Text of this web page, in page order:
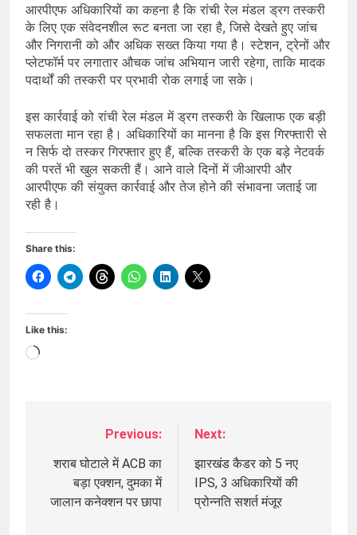
आरपीएफ अधिकारियों का कहना है कि रांची रेल मंडल ड्रग तस्करी
के लिए एक संवेदनशील रूट बनता जा रहा है, जिसे देखते हुए जांच
और निगरानी को और अधिक सख्त किया गया है। स्टेशन, ट्रेनों और
प्लेटफॉर्म पर लगातार औचक जांच अभियान जारी रहेगा, ताकि मादक
पदार्थों की तस्करी पर प्रभावी रोक लगाई जा सके।
इस कार्रवाई को रांची रेल मंडल में ड्रग तस्करी के खिलाफ एक बड़ी
सफलता मान रहा है। अधिकारियों का मानना है कि इस गिरफ्तारी से
न सिर्फ दो तस्कर गिरफ्तार हुए हैं, बल्कि तस्करी के एक बड़े नेटवर्क
की परतें भी खुल सकती हैं। आने वाले दिनों में जीआरपी और
आरपीएफ की संयुक्त कार्रवाई और तेज होने की संभावना जताई जा
रही है।
Share this:
Like this:
Loading…
navigation
Previous:
शराब घोटाले में ACB का
बड़ा एक्शन, दुमका में
जालान कनेक्शन पर छापा
Next:
झारखंड कैडर को 5 नए
IPS, 3 अधिकारियों की
प्रोन्नति सशर्त मंजूर